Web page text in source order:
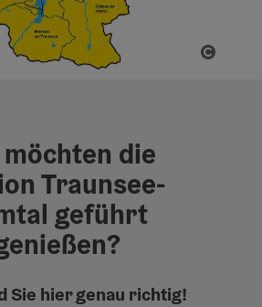
möchten die
Traunsee-
geführt
Sie hier genau richtig!